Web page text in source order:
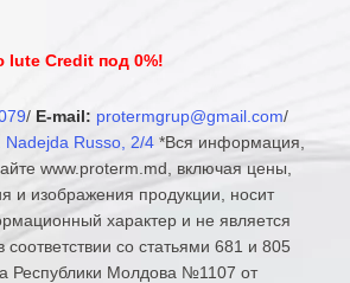
Credit под 0%!
/ E-mail: protermgrup@gmail.com/
Nadejda Russo, 2/4 *Вся информация,
www.proterm.md, включая цены,
и изображения продукции, носит
характер и не является
со статьями 681 и 805
Республики Молдова №1107 от